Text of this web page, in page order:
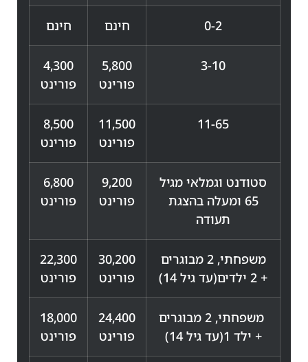
0-2 חינם חינם
3-10
5,800
פורינט
4,300
פורינט
11-65
11,500
פורינט
8,500
פורינט
סטודנט וגמלאי מגיל
65 ומעלה בהצגת
תעודה
9,200
פורינט
6,800
פורינט
משפחתי, 2 מבוגרים
+ 2 ילדים(עד גיל 14)
30,200
פורינט
22,300
פורינט
משפחתי, 2 מבוגרים
+ ילד 1(עד גיל 14)
24,400
פורינט
18,000
פורינט